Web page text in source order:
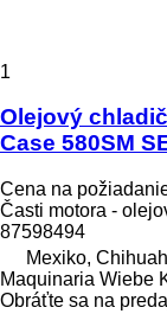
1
Olejový
Case 580SM
Cena na
Časti motora -
87598494
Mexiko,
Maquinaria Wiebe
Obráťte sa na